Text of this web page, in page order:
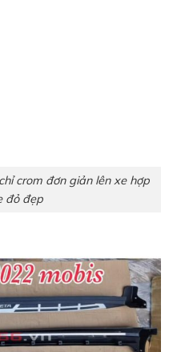
crom đơn giản lên xe hợp
đỏ đẹp